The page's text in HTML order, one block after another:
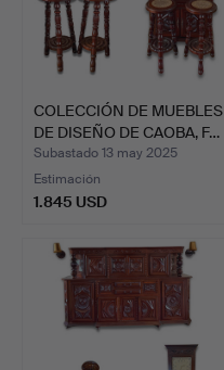
COLECCIÓN DE MUEBLES
DE DISEÑO DE CAOBA, F…
Subastado 13 may 2025
Estimación
1.845 USD